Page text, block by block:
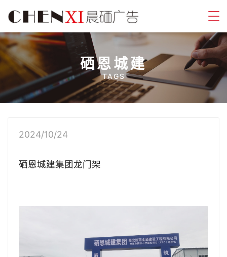
硒恩城建
TAGS
2024/10/24
硒恩城建集团龙门架